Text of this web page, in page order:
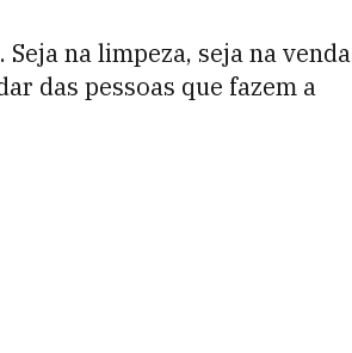
na limpeza, seja na venda
das pessoas que fazem a